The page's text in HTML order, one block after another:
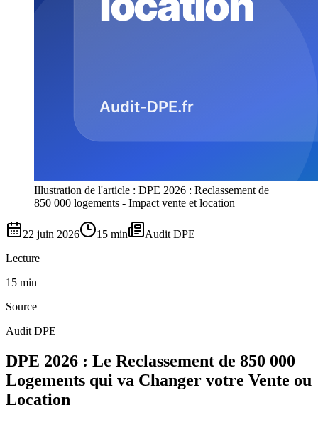
Illustration de l'article : DPE 2026 : Reclassement de
850 000 logements - Impact vente et location
22 juin 2026 15 min
Audit DPE
Lecture
15 min
Source
Audit DPE
DPE 2026 : Le Reclassement de 850 000
Logements qui va Changer votre Vente ou
Location